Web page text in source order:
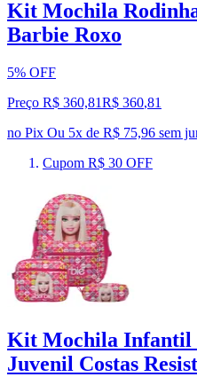
Kit Mochila
Barbie Roxo
5% OFF
Preço R$ 360,81R$ 360,81
no Pix Ou 5x de R$ 75,96 sem
Cupom R$ 30 OFF
Kit Mochila Infantil
Juvenil Costas